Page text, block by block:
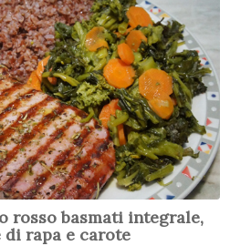
rosso basmati integrale,
di rapa e carote